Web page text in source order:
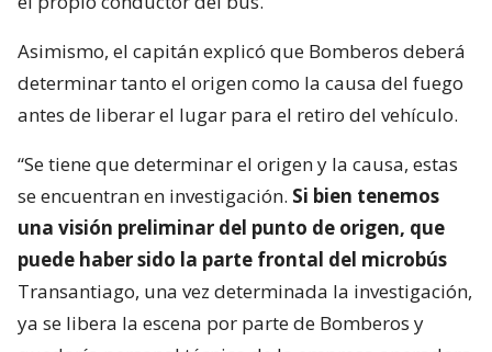
Asimismo, el capitán explicó que Bomberos deberá
determinar tanto el origen como la causa del fuego
antes de liberar el lugar para el retiro del vehículo.
“Se tiene que determinar el origen y la causa, estas
se encuentran en investigación. Si bien tenemos
una visión preliminar del punto de origen, que
puede haber sido la parte frontal del microbús
Transantiago, una vez determinada la investigación,
ya se libera la escena por parte de Bomberos y